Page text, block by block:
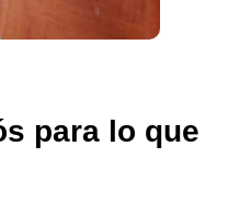
para lo que